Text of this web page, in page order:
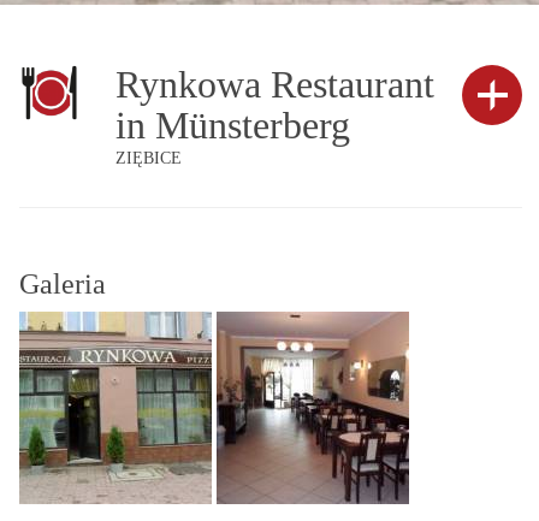
Rynkowa Restaurant
in Münsterberg
ZIĘBICE
Galeria